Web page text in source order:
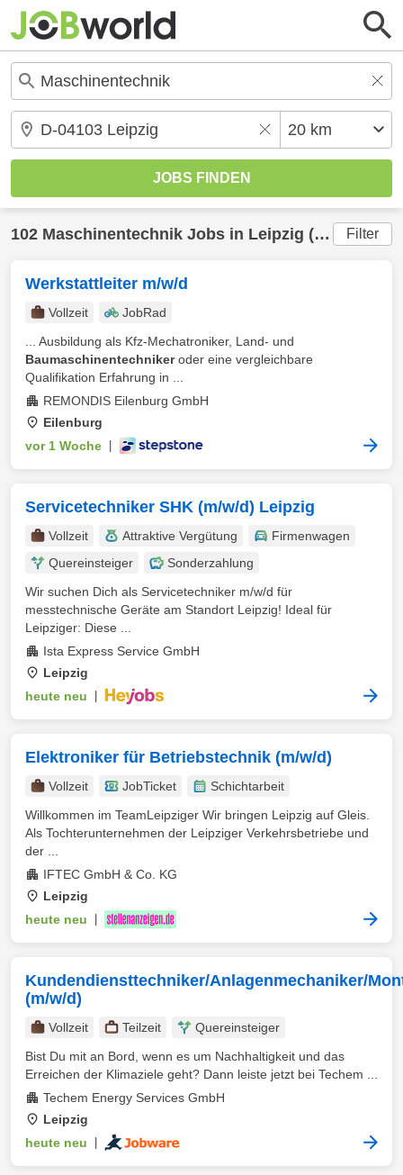
102 Maschinentechnik Jobs in Leipzig (20 km) gefunden Filter
Werkstattleiter m/w/d
Vollzeit
JobRad
... Ausbildung als Kfz-Mechatroniker, Land- und
Baumaschinentechnikeroder eine vergleichbare
Qualifikation Erfahrung in ...
REMONDIS Eilenburg GmbH
Eilenburg
vor 1 Woche
Servicetechniker SHK (m/w/d) Leipzig
Vollzeit Attraktive Vergütung
Firmenwagen
Quereinsteiger
Sonderzahlung
Wir suchen Dich als Servicetechniker m/w/d für
messtechnische Geräte am Standort Leipzig! Ideal für
Leipziger: Diese ...
Ista Express Service GmbH
Leipzig
heute neu
Elektroniker für Betriebstechnik (m/w/d)
Vollzeit JobTicket
Schichtarbeit
Willkommen im TeamLeipziger Wir bringen Leipzig auf Gleis.
Als Tochterunternehmen der Leipziger Verkehrsbetriebe und
der ...
IFTEC GmbH & Co. KG
Leipzig
heute neu
Kundendiensttechniker/Anlagenmechaniker/
(m/w/d)
Vollzeit Teilzeit
Quereinsteiger
Bist Du mit an Bord, wenn es um Nachhaltigkeit und das
Erreichen der Klimaziele geht? Dann leiste jetzt bei Techem ...
Techem Energy Services GmbH
Leipzig
heute neu